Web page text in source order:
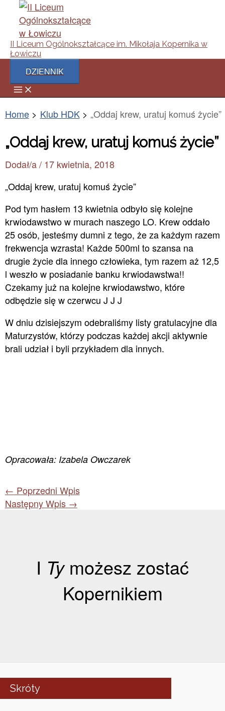
content
II Liceum Ogólnokształcące im. Mikołaja Kopernika w
Łowiczu
DZIENNIK
Main
Menu
Home Klub HDK „Oddaj krew, uratuj komuś życie”
„Oddaj krew, uratuj komuś życie”
Dodał/a / 17 kwietnia, 2018
„Oddaj krew, uratuj komuś życie”
Pod tym hasłem 13 kwietnia odbyło się kolejne
krwiodawstwo w murach naszego LO. Krew oddało
25 osób, jesteśmy dumni z tego, że za każdym razem
frekwencja wzrasta! Każde 500ml to szansa na
drugie życie dla innego człowieka, tym razem aż 12,5
l weszło w posiadanie banku krwiodawstwa!!
Czekamy już na kolejne krwiodawstwo, które
odbędzie się w czerwcu J J J
W dniu dzisiejszym odebraliśmy listy gratulacyjne dla
Maturzystów, którzy podczas każdej akcji aktywnie
brali udział i byli przykładem dla innych.
Opracowała: Izabela Owczarek
Post
navigation
← Poprzedni Wpis
Następny Wpis →
I Tymożesz zostać
Kopernikiem
Skróty